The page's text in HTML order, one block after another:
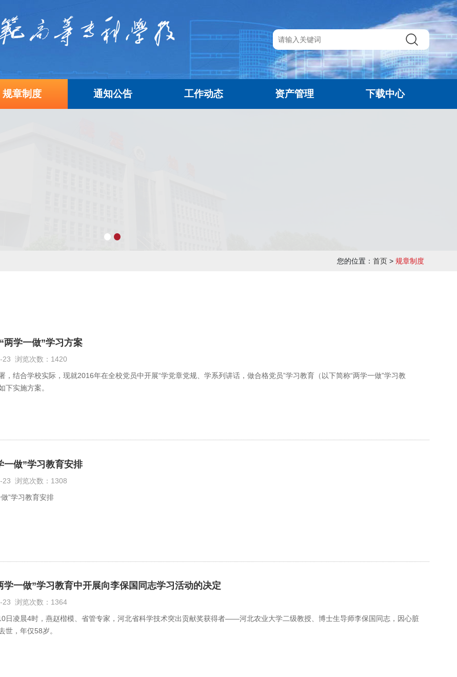
规章制度 通知公告 工作动态 资产管理 下载中心
您的位置：首页 >规章制度
两学一做”学习方案
23 浏览次数：1420
，结合学校实际，现就2016年在全校党员中开展“学党章党规、学系列讲话，做合格党员”学习教育（以下简称“两学一做”学习教
下实施方案。
一做”学习教育安排
23 浏览次数：1308
”学习教育安排
学一做”学习教育中开展向李保国同志学习活动的决定
23 浏览次数：1364
日凌晨4时，燕赵楷模、省管专家，河北省科学技术突出贡献奖获得者——河北农业大学二级教授、博士生导师李保国同志，因心脏
世，年仅58岁。